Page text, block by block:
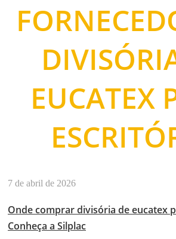
EUCATEX
7 de abril de 2026
Onde comprar divisória de eucatex
Conheça a Silplac